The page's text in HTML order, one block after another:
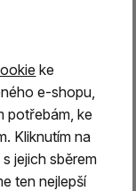
ke
e-shopu,
potřebám, ke
Kliknutím na
jejich sběrem
ten nejlepší